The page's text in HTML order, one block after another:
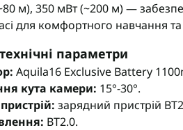
м), 350 мВт (~200 м) —
для комфортного навчання
параметри
Aquila16 Exclusive Battery
кута камери: 15°-30°.
зарядний пристрій
BT2.0.